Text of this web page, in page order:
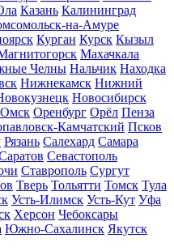
Казань Калининград
на-Амуре
Курган Курск Кызыл
Махачкала
Челны Нальчик Находка
Нижнекамск Нижний
Новосибирск
Омск Оренбург Орёл Пенза
Камчатский Псков
Рязань Салехард Самара
Севастополь
Ставрополь Сургут
Тверь Тольятти Томск Тула
Усть-Илимск Усть-Кут Уфа
Херсон Чебоксары
Южно-Сахалинск Якутск